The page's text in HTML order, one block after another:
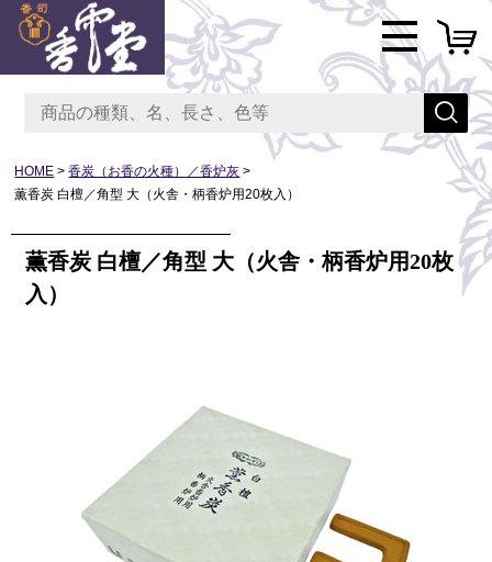
HOME
香炭（お香の火種）／香炉灰
薫香炭 白檀／角型 大（火舎・柄香炉用20枚入）
薫香炭 白檀／角型 大（火舎・柄香炉用20枚
入）